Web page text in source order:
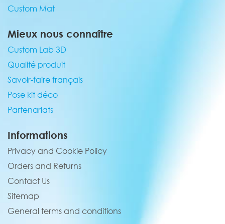
Custom Mat
Mieux nous connaître
Custom Lab 3D
Qualité produit
Savoir-faire français
Pose kit déco
Partenariats
Informations
Privacy and Cookie Policy
Orders and Returns
Contact Us
Sitemap
General terms and conditions